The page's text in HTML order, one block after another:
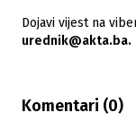
Dojavi vijest na
urednik@akta.ba.
Komentari (0)